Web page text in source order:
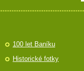
100 let Baníku
Historické fotky